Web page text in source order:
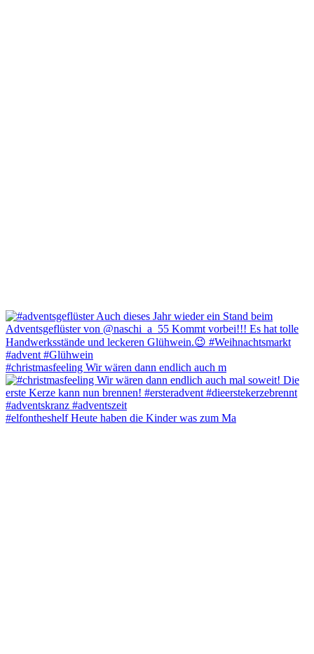
#christmasfeeling Wir wären dann endlich auch m
#elfontheshelf Heute haben die Kinder was zum Ma